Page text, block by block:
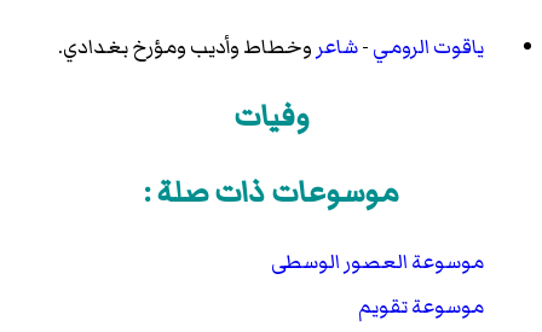
ياقوت الرومي-شاعر وخطاط وأديب ومؤرخ بغدادي.
وفيات
موسوعات ذات صلة :
موسوعة العصور الوسطى
موسوعة تقويم